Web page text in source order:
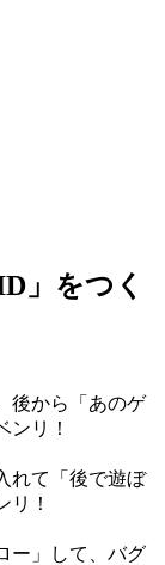
」をつく
後から「あのゲ
ンリ！
れて「後で遊ぼ
リ！
ー」して、バグ